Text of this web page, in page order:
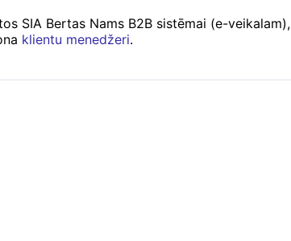
SIA Bertas Nams B2B sistēmai (e-veikalam),
klientu menedžeri.